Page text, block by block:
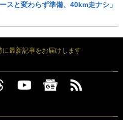
スと変わらず準備、40km走ナシ」
に最新記事をお届けします